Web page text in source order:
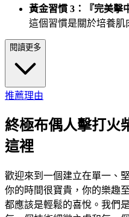
黃金習慣 3：『完美擊
這個習慣是關於培養肌
閱讀更多
推薦理由
終極布偶人擊打火
這裡
歡迎來到一個建立在單一、
你的時間很寶貴，你的樂趣
都應該是輕鬆的喜悅。我們